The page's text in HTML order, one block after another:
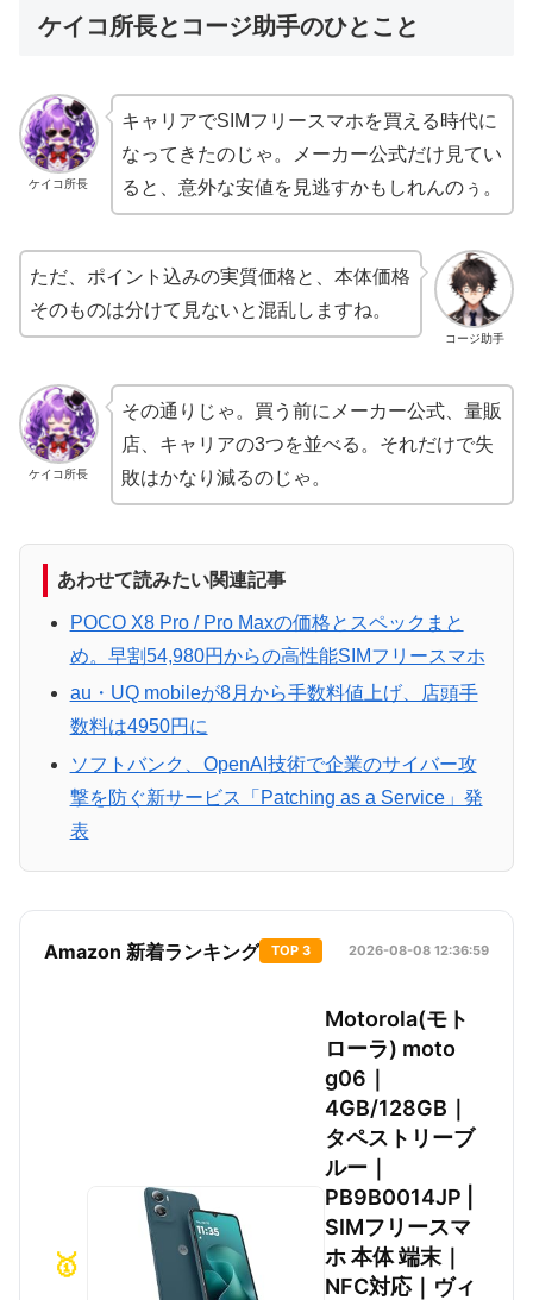
ケイコ所長とコージ助手のひとこと
ケイコ所長
キャリアでSIMフリースマホを買える時代に
なってきたのじゃ。メーカー公式だけ見てい
ると、意外な安値を見逃すかもしれんのぅ。
コージ助手
ただ、ポイント込みの実質価格と、本体価格
そのものは分けて見ないと混乱しますね。
ケイコ所長
その通りじゃ。買う前にメーカー公式、量販
店、キャリアの3つを並べる。それだけで失
敗はかなり減るのじゃ。
あわせて読みたい関連記事
POCO X8 Pro / Pro Maxの価格とスペックまと
め。早割54,980円からの高性能SIMフリースマホ
au・UQ mobileが8月から手数料値上げ、店頭手
数料は4950円に
ソフトバンク、OpenAI技術で企業のサイバー攻
撃を防ぐ新サービス「Patching as a Service」発
表
Amazon 新着ランキング TOP 3 2026-08-08 12:36:59
🥇
Motorola(モト
ローラ) moto
g06｜
4GB/128GB｜
タペストリーブ
ルー｜
PB9B0014JP |
SIMフリースマ
ホ 本体 端末｜
NFC対応｜ヴィ